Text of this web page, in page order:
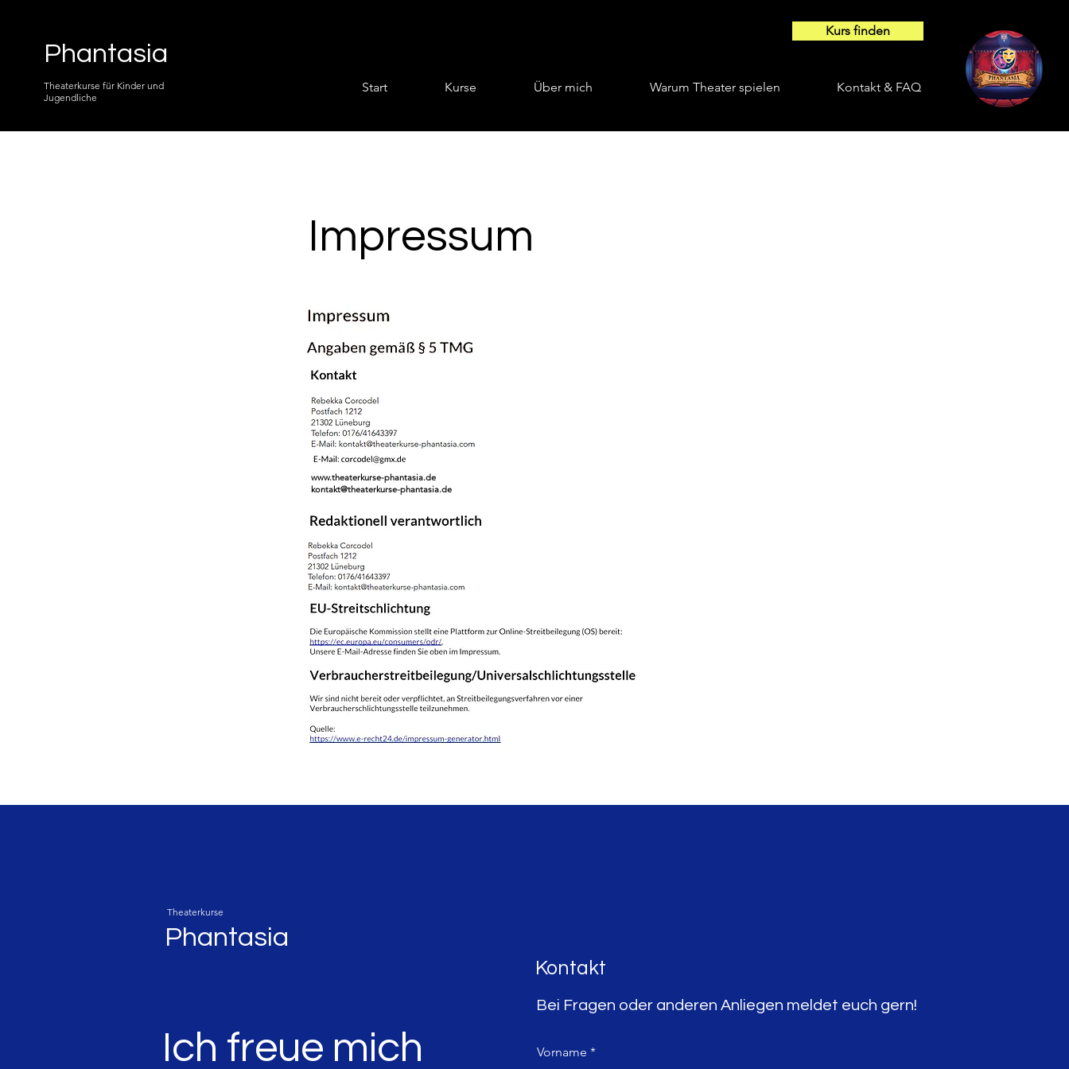
Phantasia
Theaterkurse für Kinder und
Jugendliche
Kurs finden
Start Kurse Über mich Warum Theater spielen Kontakt & FAQ
Impressum
www.theaterkurse-phantasia.de
kontakt@theaterkurse-phantasia.de
Theaterkurse
Phantasia
Kontakt
Bei Fragen oder anderen Anliegen meldet euch gern!
Ich freue mich Vorname